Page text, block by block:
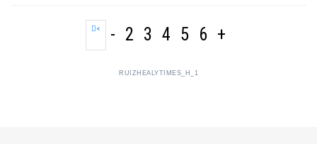
< - 2 3 4 5 6 +
RUIZHEALYTIMES_H_1